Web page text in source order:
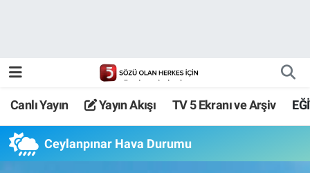
Canlı Yayın Yayın Akışı TV 5 Ekranı ve Arşiv
Ceylanpınar Hava Durumu
TV 5 Ekranı ve Arşiv